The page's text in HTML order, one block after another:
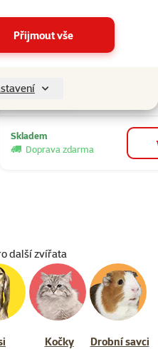
Přijmout vše
Beaphar Vit
Skladem
Doprava zdarma
další zvířata
Kočky Drobní savci